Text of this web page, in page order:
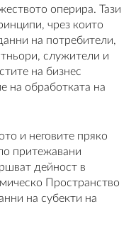
оперира. Тази
чрез които
на потребители,
служители и
на бизнес
на обработката на
и неговите пряко
притежавани
дейност в
Пространство
на субекти на